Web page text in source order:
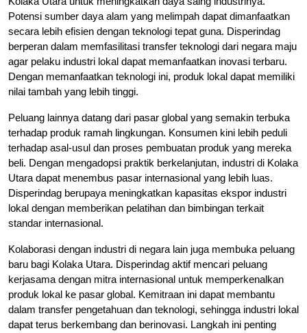
Potensi sumber daya alam yang melimpah dapat dimanfaatkan
secara lebih efisien dengan teknologi tepat guna. Disperindag
berperan dalam memfasilitasi transfer teknologi dari negara maju
agar pelaku industri lokal dapat memanfaatkan inovasi terbaru.
Dengan memanfaatkan teknologi ini, produk lokal dapat memiliki
nilai tambah yang lebih tinggi.
Peluang lainnya datang dari pasar global yang semakin terbuka
terhadap produk ramah lingkungan. Konsumen kini lebih peduli
terhadap asal-usul dan proses pembuatan produk yang mereka
beli. Dengan mengadopsi praktik berkelanjutan, industri di Kolaka
Utara dapat menembus pasar internasional yang lebih luas.
Disperindag berupaya meningkatkan kapasitas ekspor industri
lokal dengan memberikan pelatihan dan bimbingan terkait
standar internasional.
Kolaborasi dengan industri di negara lain juga membuka peluang
baru bagi Kolaka Utara. Disperindag aktif mencari peluang
kerjasama dengan mitra internasional untuk memperkenalkan
produk lokal ke pasar global. Kemitraan ini dapat membantu
dalam transfer pengetahuan dan teknologi, sehingga industri lokal
dapat terus berkembang dan berinovasi. Langkah ini penting